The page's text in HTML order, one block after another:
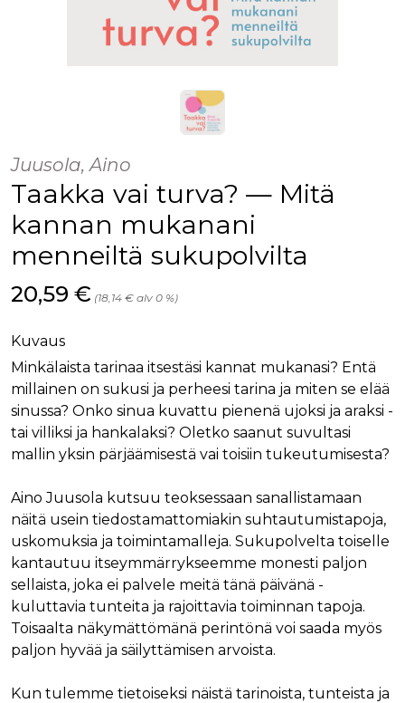
Juusola, Aino
Taakka vai turva? — Mitä
kannan mukanani
menneiltä sukupolvilta
Hinta nyt
20,59 € (18,14 € alv 0 %)
Kuvaus
Minkälaista tarinaa itsestäsi kannat mukanasi? Entä
millainen on sukusi ja perheesi tarina ja miten se elää
sinussa? Onko sinua kuvattu pienenä ujoksi ja araksi -
tai villiksi ja hankalaksi? Oletko saanut suvultasi
mallin yksin pärjäämisestä vai toisiin tukeutumisesta?
Aino Juusola kutsuu teoksessaan sanallistamaan
näitä usein tiedostamattomiakin suhtautumistapoja,
uskomuksia ja toimintamalleja. Sukupolvelta toiselle
kantautuu itseymmärrykseemme monesti paljon
sellaista, joka ei palvele meitä tänä päivänä -
kuluttavia tunteita ja rajoittavia toiminnan tapoja.
Toisaalta näkymättömänä perintönä voi saada myös
paljon hyvää ja säilyttämisen arvoista.
Kun tulemme tietoiseksi näistä tarinoista, tunteista ja